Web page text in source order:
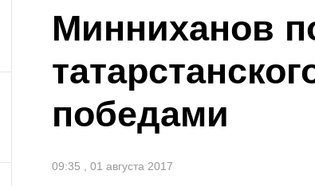
Минниханов
победами
09:35 , 01 августа 2017